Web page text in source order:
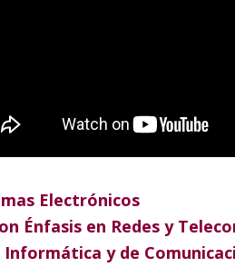
Electrónicos
Énfasis en Redes y
y de